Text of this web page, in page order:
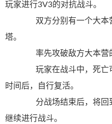
玩家进行3V3的对抗战斗。
双方分别有一个大本
塔。
率先攻破敌方大本营
玩家在战斗中，死亡
时间后，自行复活。
分战场结束后，将回到
继续进行战斗。